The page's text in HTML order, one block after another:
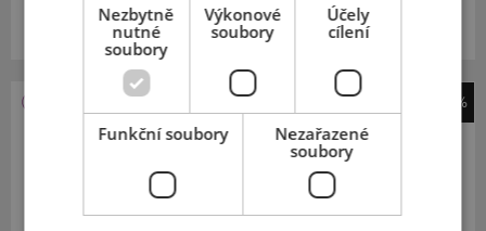
Na prodejně v Opavě do 2 dnů.
Centrální sklad 20 ks.
-41%
Fulda
Multicontrol
185 88H
Nezbytně
nutné
soubory
Výkonové
soubory
Účely
cílení
Funkční soubory
Nezařazené
soubory